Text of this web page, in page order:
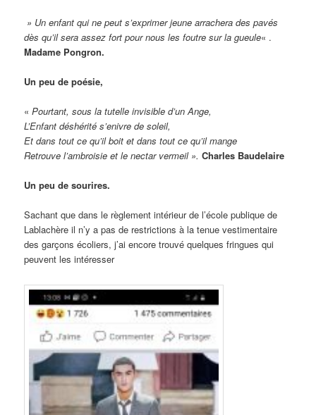
» Un enfant qui ne peut s’exprimer jeune arrachera des pavés
dès qu’il sera assez fort pour nous les foutre sur la gueule« .
Madame Pongron.
Un peu de poésie,
«Pourtant, sous la tutelle invisible d’un Ange,
L’Enfant déshérité s’enivre de soleil,
Et dans tout ce qu’il boit et dans tout ce qu’il mange
Retrouve l’ambroisie et le nectar vermeil ».Charles Baudelaire
Un peu de sourires.
Sachant que dans le règlement intérieur de l’école publique de
Lablachère il n’y a pas de restrictions à la tenue vestimentaire
des garçons écoliers, j’ai encore trouvé quelques fringues qui
peuvent les intéresser